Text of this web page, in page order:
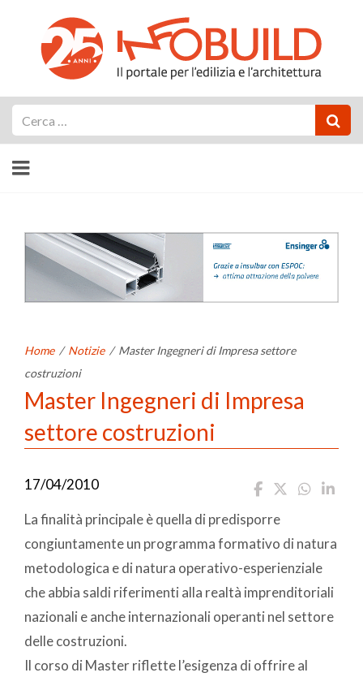
Home / Notizie / Master Ingegneri di Impresa settore
costruzioni
Master Ingegneri di Impresa
settore costruzioni
17/04/2010
La finalità principale è quella di predisporre
congiuntamente un programma formativo di natura
metodologica e di natura operativo-esperienziale
che abbia saldi riferimenti alla realtà imprenditoriali
nazionali e anche internazionali operanti nel settore
delle costruzioni.
Il corso di Master riflette l’esigenza di offrire al